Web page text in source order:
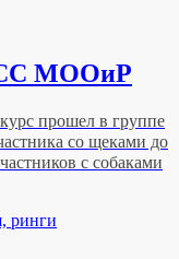
МООиР
прошел в группе
со щеками до
с собаками
ринги